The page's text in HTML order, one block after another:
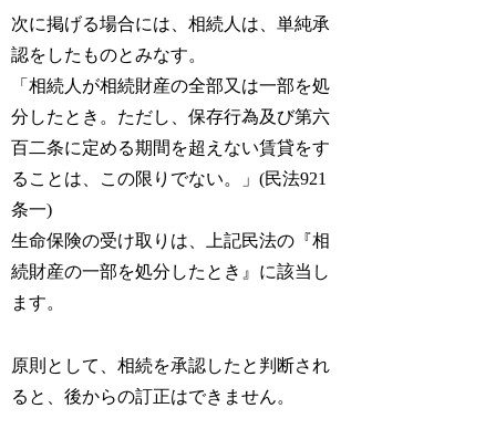
次に掲げる場合には、相続人は、単純承
認をしたものとみなす。
「相続人が相続財産の全部又は一部を処
分したとき。ただし、保存行為及び第六
百二条に定める期間を超えない賃貸をす
ることは、この限りでない。」(民法921
条一)
生命保険の受け取りは、上記民法の『相
続財産の一部を処分したとき』に該当し
ます。
原則として、相続を承認したと判断され
ると、後からの訂正はできません。